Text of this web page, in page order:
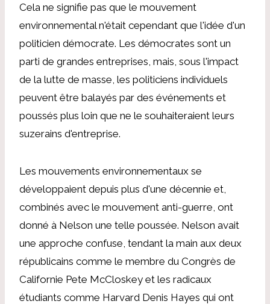
Cela ne signifie pas que le mouvement
environnemental n'était cependant que l'idée d'un
politicien démocrate. Les démocrates sont un
parti de grandes entreprises, mais, sous l'impact
de la lutte de masse, les politiciens individuels
peuvent être balayés par des événements et
poussés plus loin que ne le souhaiteraient leurs
suzerains d'entreprise.
Les mouvements environnementaux se
développaient depuis plus d'une décennie et,
combinés avec le mouvement anti-guerre, ont
donné à Nelson une telle poussée. Nelson avait
une approche confuse, tendant la main aux deux
républicains comme le membre du Congrès de
Californie Pete McCloskey et les radicaux
étudiants comme Harvard Denis Hayes qui ont